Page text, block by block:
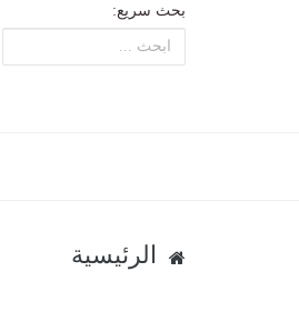
بحث سريع:
الرئيسية